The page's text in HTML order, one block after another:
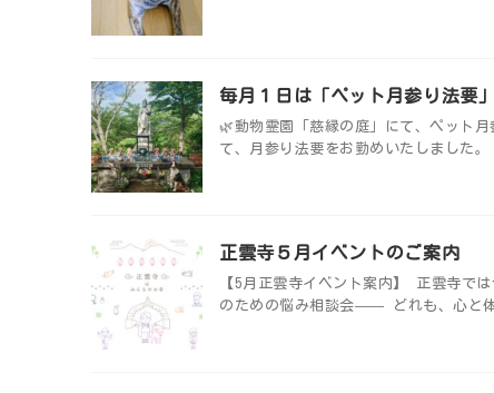
毎月１日は「ペット月参り法要
🌿動物霊園「慈縁の庭」にて、ペット
て、月参り法要をお勤めいたしました
正雲寺５月イベントのご案内
【5月正雲寺イベント案内】 正雲寺で
のための悩み相談会—— どれも、心と